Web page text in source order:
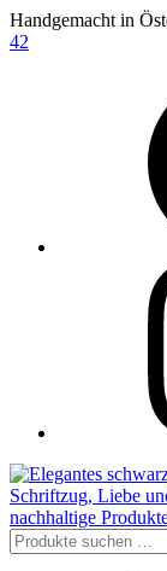
Zum
Inhalt
Handgemacht in
42
Suchen
nach: